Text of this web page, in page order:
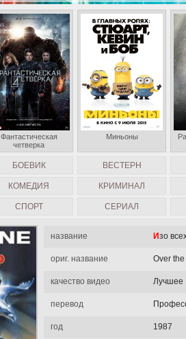
название Изо
ориг. название Over the
качество видео Лучшее
перевод
год 1987
БОЕВИК ВЕСТЕРН
КОМЕДИЯ КРИМИНАЛ
СПОРТ СЕРИАЛ
Фантастическая
четверка
Миньоны